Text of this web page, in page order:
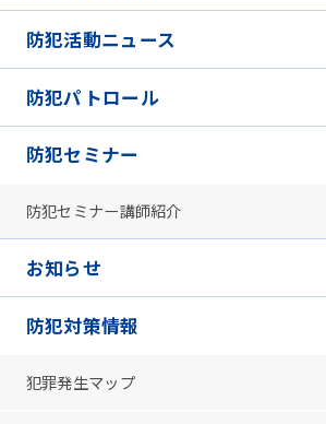
防犯活動ニュース
防犯パトロール
防犯セミナー
防犯セミナー講師紹介
お知らせ
防犯対策情報
犯罪発生マップ